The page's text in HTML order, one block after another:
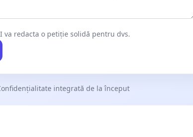
va redacta o petiție solidă pentru dvs.
integrată de la început